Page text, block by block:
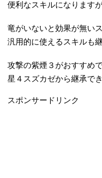
便利なスキルになります
竜がいないと効果が無い
汎用的に使えるスキルも
攻撃の紫煙３がおすすめで
星４スズカゼから継承でき
スポンサードリンク